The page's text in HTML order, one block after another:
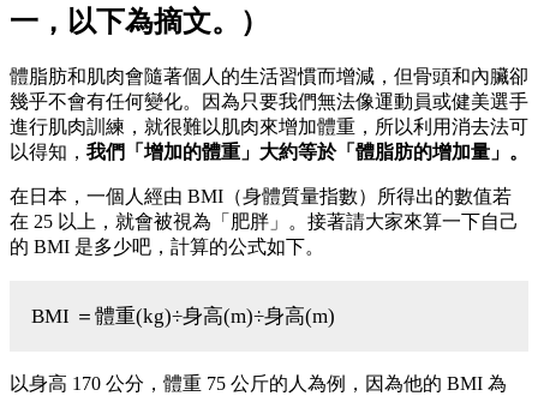
一，以下為摘文。）
體脂肪和肌肉會隨著個人的生活習慣而增減，但骨頭和內臟卻
幾乎不會有任何變化。因為只要我們無法像運動員或健美選手
進行肌肉訓練，就很難以肌肉來增加體重，所以利用消去法可
以得知， 我們「增加的體重」大約等於「體脂肪的增加量」。
在日本，一個人經由 BMI（身體質量指數）所得出的數值若
在 25 以上，就會被視為「肥胖」。接著請大家來算一下自己
的 BMI 是多少吧，計算的公式如下。
BMI ＝體重(kg)÷身高(m)÷身高(m)
以身高 170 公分，體重 75 公斤的人為例，因為他的 BMI 為